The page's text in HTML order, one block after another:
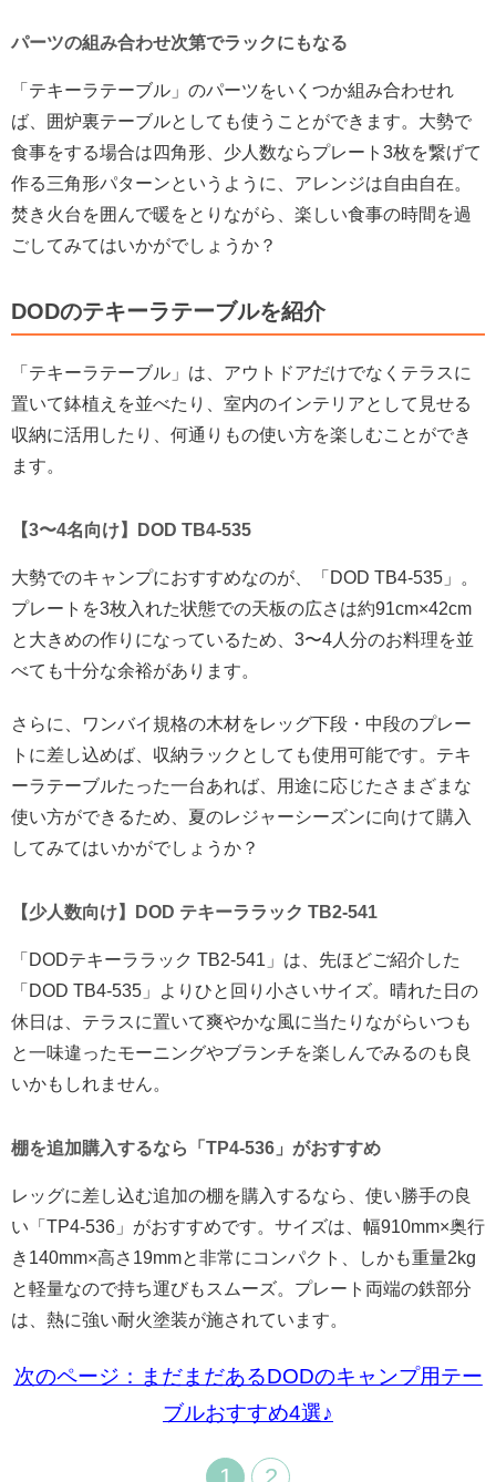
パーツの組み合わせ次第でラックにもなる
「テキーラテーブル」のパーツをいくつか組み合わせれ
ば、囲炉裏テーブルとしても使うことができます。大勢で
食事をする場合は四角形、少人数ならプレート3枚を繋げて
作る三角形パターンというように、アレンジは自由自在。
焚き火台を囲んで暖をとりながら、楽しい食事の時間を過
ごしてみてはいかがでしょうか？
DODのテキーラテーブルを紹介
「テキーラテーブル」は、アウトドアだけでなくテラスに
置いて鉢植えを並べたり、室内のインテリアとして見せる
収納に活用したり、何通りもの使い方を楽しむことができ
ます。
【3〜4名向け】DOD TB4-535
大勢でのキャンプにおすすめなのが、「DOD TB4-535」。
プレートを3枚入れた状態での天板の広さは約91cm×42cm
と大きめの作りになっているため、3〜4人分のお料理を並
べても十分な余裕があります。
さらに、ワンバイ規格の木材をレッグ下段・中段のプレー
トに差し込めば、収納ラックとしても使用可能です。テキ
ーラテーブルたった一台あれば、用途に応じたさまざまな
使い方ができるため、夏のレジャーシーズンに向けて購入
してみてはいかがでしょうか？
【少人数向け】DOD テキーララック TB2-541
「DODテキーララック TB2-541」は、先ほどご紹介した
「DOD TB4-535」よりひと回り小さいサイズ。晴れた日の
休日は、テラスに置いて爽やかな風に当たりながらいつも
と一味違ったモーニングやブランチを楽しんでみるのも良
いかもしれません。
棚を追加購入するなら「TP4-536」がおすすめ
レッグに差し込む追加の棚を購入するなら、使い勝手の良
い「TP4-536」がおすすめです。サイズは、幅910mm×奥行
き140mm×高さ19mmと非常にコンパクト、しかも重量2kg
と軽量なので持ち運びもスムーズ。プレート両端の鉄部分
は、熱に強い耐火塗装が施されています。
次のページ：まだまだあるDODのキャンプ用テー
ブルおすすめ4選♪